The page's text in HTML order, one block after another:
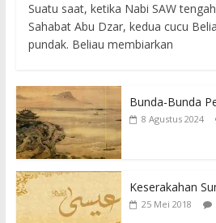
Suatu saat, ketika Nabi SAW
Sahabat Abu Dzar, kedua cucu
pundak. Beliau membiarkan
Bunda-Bunda
8 Agustus 2024
Keserakahan
25 Mei 2018